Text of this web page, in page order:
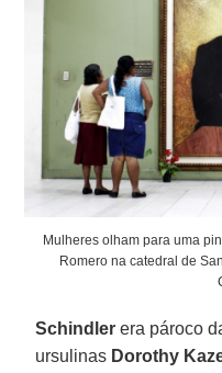
Mulheres olham para uma
Romero na catedral de
Schindler era pároco
ursulinas Dorothy